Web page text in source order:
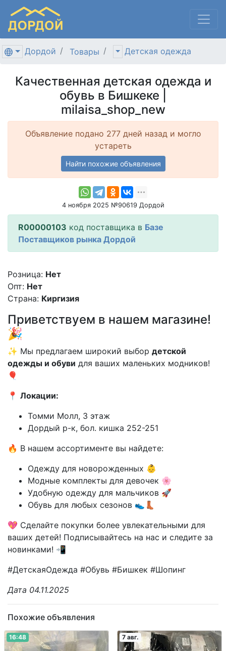
Дордой Товары Детская одежда
Качественная детская одежда и
обувь в Бишкеке |
milaisa_shop_new
Объявление подано 277 дней назад и могло
устареть
Найти похожие объявления
4 ноября 2025 №90619 Дордой
R00000103 код поставщика в Базе
Поставщиков рынка Дордой
Розница: Нет
Опт: Нет
Страна: Киргизия
Приветствуем в нашем магазине!
🎉
✨ Мы предлагаем широкий выбор детской
одежды и обуви для ваших маленьких модников!
🎈
📍 Локации:
Томми Молл, 3 этаж
Дордый р-к, бол. кишка 252-251
🔥 В нашем ассортименте вы найдете:
Одежду для новорожденных 👶
Модные комплекты для девочек 🌸
Удобную одежду для мальчиков 🚀
Обувь для любых сезонов 👟👢
💖 Сделайте покупки более увлекательными для
ваших детей! Подписывайтесь на нас и следите за
новинками! 📲
#ДетскаяОдежда #Обувь #Бишкек #Шопинг
Дата 04.11.2025
Похожие объявления
16:48 7 авг.